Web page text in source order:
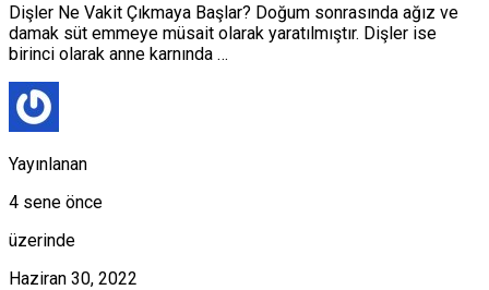
Dişler Ne Vakit Çıkmaya Başlar? Doğum sonrasında ağız ve
damak süt emmeye müsait olarak yaratılmıştır. Dişler ise
birinci olarak anne karnında …
Yayınlanan
4 sene önce
üzerinde
Haziran 30, 2022